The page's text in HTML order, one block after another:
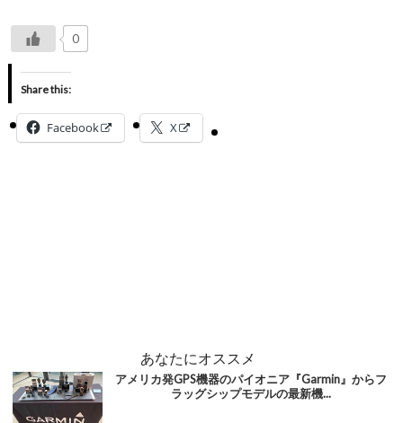
0
Share this:
Facebook X
あなたにオススメ
アメリカ発GPS機器のパイオニア『Garmin』からフ
ラッグシップモデルの最新機...